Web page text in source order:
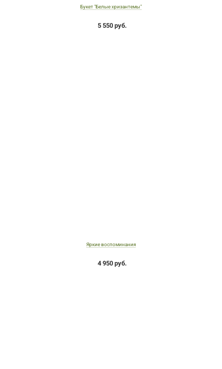
Букет "Белые хризантемы"
5 550 руб.
Яркие воспоминания
4 950 руб.